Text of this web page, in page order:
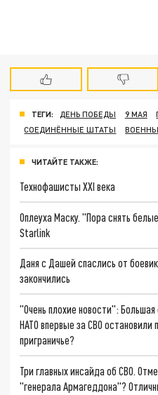
ТЕГИ: ДЕНЬ ПОБЕДЫ 9 МАЯ
СОЕДИНЁННЫЕ ШТАТЫ
ЧИТАЙТЕ ТАКЖЕ:
Технофашисты XXI века
Оплеуха Маску. "Пора снять
Starlink
Даня с Дашей спаслись от
закончились
"Очень плохие новости":
НАТО впервые за СВО остановили
приграничье?
Три главных инсайда об СВО.
"генерала Армагеддона"?